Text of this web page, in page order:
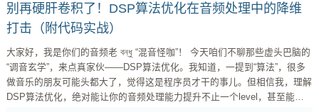
别再硬肝卷积了！DSP算法优化在音频处理中的降维
打击（附代码实战）
大家好，我是你们的音频老 বন্ধু “混音怪咖”！ 今天咱们不聊那些虚头巴脑的
“调音玄学”，来点真家伙——DSP算法优化。我知道，一提到“算法”，很多
做音乐的朋友可能头都大了，觉得这是程序员才干的事儿。但相信我，理解
DSP算法优化，绝对能让你的音频处理能力提升不止一个level，甚至能帮